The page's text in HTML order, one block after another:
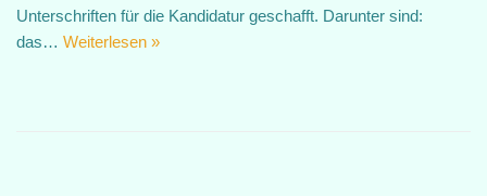
Unterschriften für die Kandidatur geschafft. Darunter sind:
das… Weiterlesen »